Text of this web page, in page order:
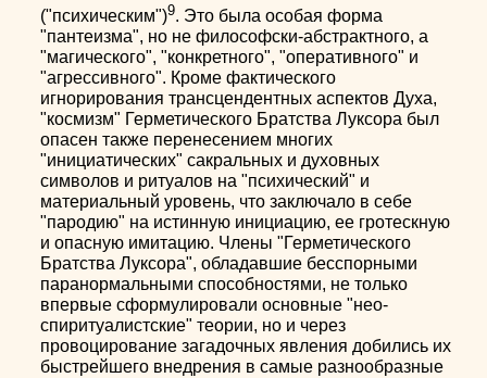
("психическим")9. Это была особая форма
"пантеизма", но не философски-абстрактного, а
"магического", "конкретного", "оперативного" и
"агрессивного". Кроме фактического
игнорирования трансцендентных аспектов Духа,
"космизм" Герметического Братства Луксора был
опасен также перенесением многих
"инициатических" сакральных и духовных
символов и ритуалов на "психический" и
материальный уровень, что заключало в себе
"пародию" на истинную инициацию, ее гротескную
и опасную имитацию. Члены "Герметического
Братства Луксора", обладавшие бесспорными
паранормальными способностями, не только
впервые сформулировали основные "нео-
спиритуалистские" теории, но и через
провоцирование загадочных явления добились их
быстрейшего внедрения в самые разнообразные